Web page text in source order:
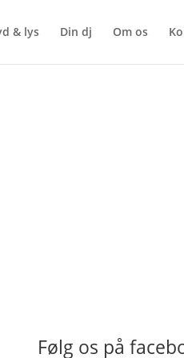
& lys Din dj Om os
Følg os på